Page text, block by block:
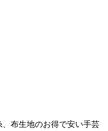
布生地のお得で安い手芸